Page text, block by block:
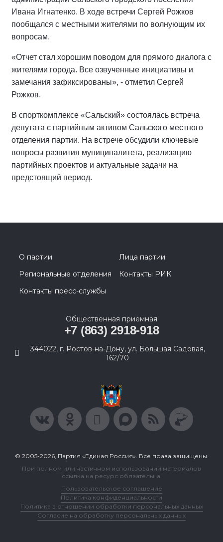
Ивана Игнатенко. В ходе встречи Сергей Рожков
пообщался с местными жителями по волнующим их
вопросам.
«Отчет стал хорошим поводом для прямого диалога с
жителями города. Все озвученные инициативы и
замечания зафиксированы», - отметил Сергей
Рожков.
В спорткомплексе «Сальский» состоялась встреча
депутата с партийным активом Сальского местного
отделения партии. На встрече обсудили ключевые
вопросы развития муниципалитета, реализацию
партийных проектов и актуальные задачи на
предстоящий период.
О партии
Лица партии
Региональные отделения
Контакты РИК
Контакты пресс-службы
Общественная приемная
+7 (863) 2918-918
344022, г. Ростов-на-Дону, ул. Большая Садовая,
162/70
© 2005-2026, Партия «Единая Россия». Все права защищены.
При полном или частичном использовании материалов
ссылка на ресурс обязательна.
Пользовательское соглашение
Политика конфиденциальности
Политика в отношении обработки персональных данных
Согласие на обработку персональных данных